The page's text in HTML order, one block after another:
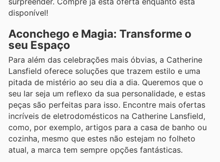
disponível!
Aconchego e Magia: Transforme o
seu Espaço
Para além das celebrações mais óbvias, a Catherine
Lansfield oferece soluções que trazem estilo e uma
pitada de mistério ao seu dia a dia. Queremos que o
seu lar seja um reflexo da sua personalidade, e estas
peças são perfeitas para isso. Encontre mais ofertas
incríveis de eletrodomésticos na Catherine Lansfield,
como, por exemplo, artigos para a casa de banho ou
cozinha, mesmo que estes não estejam no folheto
atual, a marca tem sempre opções fantásticas.